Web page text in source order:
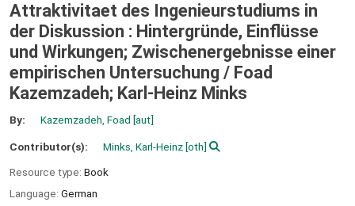
Attraktivitaet des Ingenieurstudiums in
der Diskussion : Hintergründe, Einflüsse
und Wirkungen; Zwischenergebnisse einer
empirischen Untersuchung / Foad
Kazemzadeh; Karl-Heinz Minks
By: Kazemzadeh, Foad [aut]
Contributor(s): Minks, Karl-Heinz[oth]
Resource type: Book
Language: German